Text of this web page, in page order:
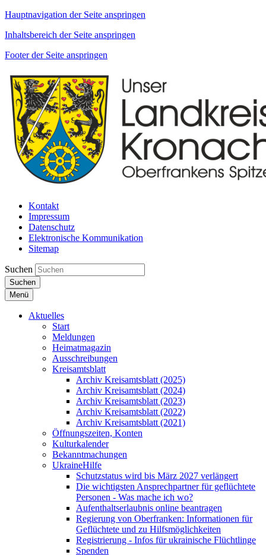
Hauptnavigation der Seite anspringen
Inhaltsbereich der Seite anspringen
Footer der Seite anspringen
Kontakt
Impressum
Datenschutz
Elektronische Kommunikation
Sitemap
Suchen
Suchen
Menü
Aktuelles
Start
Meldungen
Heimatmagazin
Ausschreibungen
Kreisamtsblatt
Archiv Kreisamtsblatt (2025)
Archiv Kreisamtsblatt (2024)
Archiv Kreisamtsblatt (2023)
Archiv Kreisamtsblatt (2022)
Archiv Kreisamtsblatt (2021)
Öffnungszeiten, Konten
Kulturkalender
Bekanntmachungen
UkraineHilfe
Schutzstatus wird bis März 2027 verlängert
Die wichtigsten Ansprechpartner für geflüchtete
Personen - Was mache ich wo?
Aufenthaltserlaubnis online beantragen
Regierung von Oberfranken: Informationen für
Geflüchtete und zu Hilfsmöglichkeiten
Registrierung - Infos für ukrainische Flüchtlinge
Spenden